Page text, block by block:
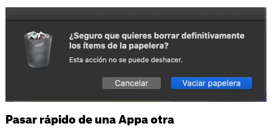
Pasar rápido de una Appa otra